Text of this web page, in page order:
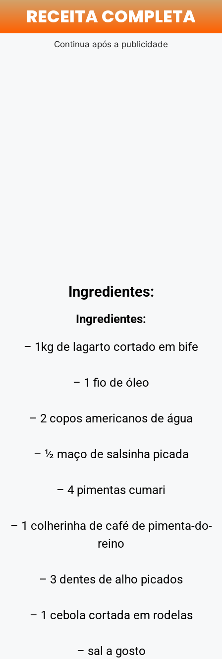
RECEITA COMPLETA
Continua após a publicidade
Ingredientes:
Ingredientes:
– 1kg de lagarto cortado em bife
– 1 fio de óleo
– 2 copos americanos de água
– ½ maço de salsinha picada
– 4 pimentas cumari
– 1 colherinha de café de pimenta-do-
reino
– 3 dentes de alho picados
– 1 cebola cortada em rodelas
– sal a gosto